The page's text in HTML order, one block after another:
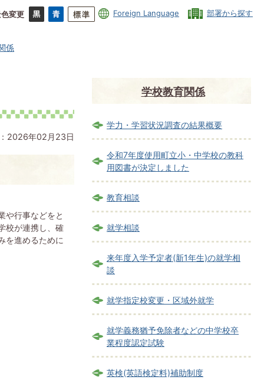
変更 Foreign Language 部署から探す
係
2026年02月23日
や行事などをと
校が連携し、確
を進めるために
学校教育関係
学力・学習状況調査の結果概要
令和7年度使用町立小・中学校の教科
用図書が決定しました
教育相談
就学相談
来年度入学予定者(新1年生)の就学相
談
就学指定校変更・区域外就学
就学義務猶予免除者などの中学校卒
業程度認定試験
英検(英語検定料)補助制度